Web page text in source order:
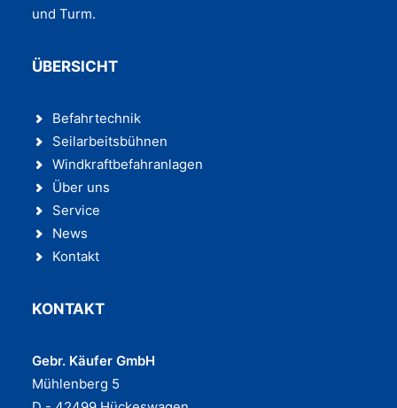
und Turm.
ÜBERSICHT
Befahrtechnik
Seilarbeitsbühnen
Windkraftbefahranlagen
Über uns
Service
News
Kontakt
KONTAKT
Gebr. Käufer GmbH
Mühlenberg 5